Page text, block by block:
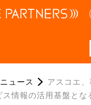
ニュース
アスコエ
ス情報の活用基盤とな